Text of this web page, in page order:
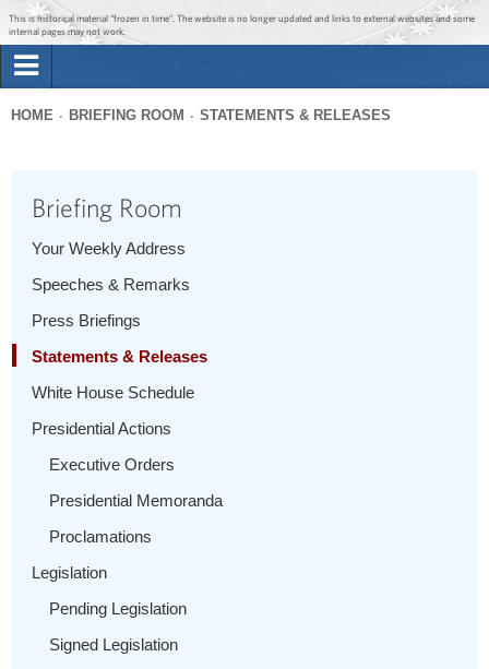
Jump to main content
Jump to navigation
This is historical material “frozen in time”. The website is no longer updated and links to external websites and some
internal pages may not work.
Briefing Room
1600 Penn
here
HOME BRIEFING ROOM STATEMENTS & RELEASES
Briefing Room
Your Weekly Address
Speeches & Remarks
Press Briefings
Statements & Releases
White House Schedule
Presidential Actions
Executive Orders
Presidential Memoranda
Proclamations
Legislation
Pending Legislation
Signed Legislation